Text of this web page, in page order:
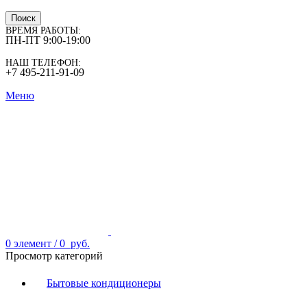
Поиск
ВРЕМЯ РАБОТЫ:
ПН-ПТ 9:00-19:00
НАШ ТЕЛЕФОН:
+7 495-211-91-09
Меню
0 элемент / 0 руб.
Просмотр категорий
Бытовые кондиционеры